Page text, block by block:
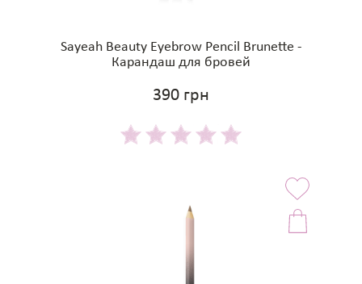
Sayeah Beauty Eyebrow Pencil Brunette -
Карандаш для бровей
390 грн